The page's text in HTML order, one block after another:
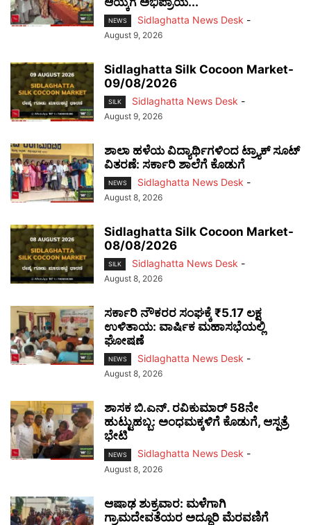
NEWS Sidlaghatta News Desk -
August 9, 2026
Sidlaghatta Silk Cocoon Market-
09/08/2026
SILK Sidlaghatta News Desk -
August 9, 2026
ಶಾಲಾ ಹಳೆಯ ವಿದ್ಯಾರ್ಥಿಗಳಿಂದ ಟ್ರ್ಯಾಕ್‌ ಸೂಟ್
ವಿತರಣೆ: ಸರ್ಕಾರಿ ಶಾಲೆಗೆ ಕೊಡುಗೆ
NEWS Sidlaghatta News Desk -
August 8, 2026
Sidlaghatta Silk Cocoon Market-
08/08/2026
SILK Sidlaghatta News Desk -
August 8, 2026
ಸರ್ಕಾರಿ ನೌಕರರ ಸಂಘಕ್ಕೆ ₹5.17 ಲಕ್ಷ
ಉಳಿತಾಯ: ವಾರ್ಷಿಕ ಮಹಾಸಭೆಯಲ್ಲಿ
ಘೋಷಣೆ
NEWS Sidlaghatta News Desk -
August 8, 2026
ಶಾಸಕ ಬಿ.ಎನ್. ರವಿಕುಮಾರ್ 58ನೇ
ಹುಟ್ಟುಹಬ್ಬ: ಅಂಧಮಕ್ಕಳಿಗೆ ಕೊಡುಗೆ, ಆಸ್ಪತ್ರೆ
ಭೇಟಿ
NEWS Sidlaghatta News Desk -
August 8, 2026
ಆಷಾಢ ಶುಕ್ರವಾರ: ಮಳೆಗಾಗಿ
ಗ್ರಾಮದೇವತೆಯರ ಅದ್ದೂರಿ ಮೆರವಣಿಗೆ